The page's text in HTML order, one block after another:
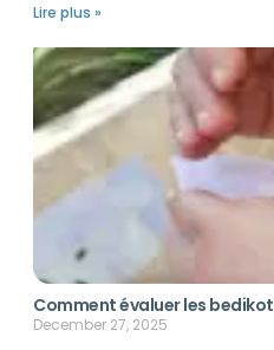
Lire plus »
Comment évaluer les bedikot
December 27, 2025